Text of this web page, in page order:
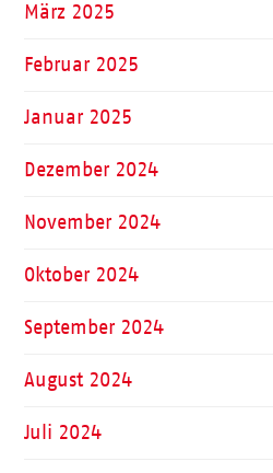
März 2025
Februar 2025
Januar 2025
Dezember 2024
November 2024
Oktober 2024
September 2024
August 2024
Juli 2024